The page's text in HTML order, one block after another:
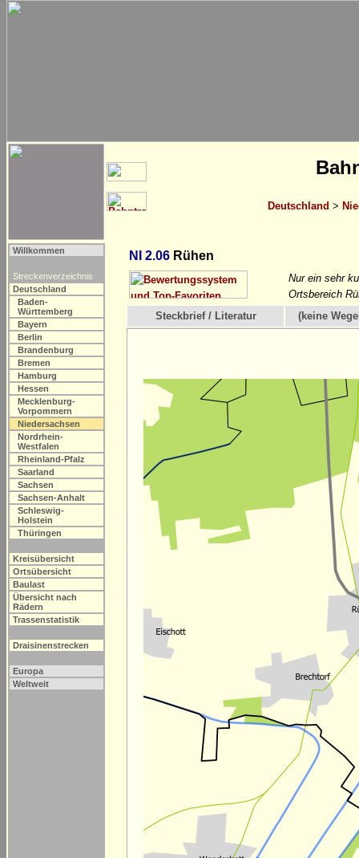
Deutschland >
Willkommen
Streckenverzeichnis
Deutschland
Baden-
Württemberg
Bayern
Berlin
Brandenburg
Bremen
Hamburg
Hessen
Mecklenburg-
Vorpommern
Niedersachsen
Nordrhein-
Westfalen
Rheinland-Pfalz
Saarland
Sachsen
Sachsen-Anhalt
Schleswig-
Holstein
Thüringen
Kreisübersicht
Ortsübersicht
Baulast
Übersicht nach
Rädern
Trassenstatistik
Draisinenstrecken
Europa
Weltweit
NI 2.06 Rühen
Nur ein sehr
Ortsbereich
Steckbrief / Literatur
(keine